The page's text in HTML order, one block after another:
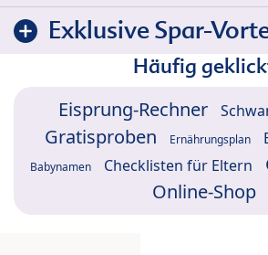
Exklusive Spar-
Häufig
Eisprung-Rechner
Gratisproben Ernährungsplan
Babynamen Checklisten für Eltern
Online-Shop